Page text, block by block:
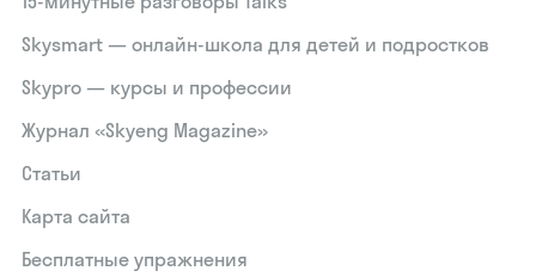
Skysmart — онлайн-школа для детей и подростков
Skypro — курсы и профессии
Журнал «Skyeng Magazine»
Статьи
Карта сайта
Бесплатные упражнения